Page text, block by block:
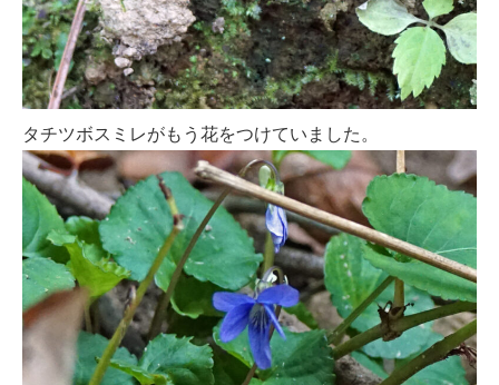
タチツボスミレがもう花をつけていました。